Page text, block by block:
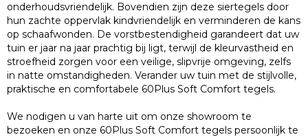
onderhoudsvriendelijk. Bovendien zijn deze siertegels door
hun zachte oppervlak kindvriendelijk en verminderen de kans
op schaafwonden. De vorstbestendigheid garandeert dat uw
tuin er jaar na jaar prachtig bij ligt, terwijl de kleurvastheid en
stroefheid zorgen voor een veilige, slipvrije omgeving, zelfs
in natte omstandigheden. Verander uw tuin met de stijlvolle,
praktische en comfortabele 60Plus Soft Comfort tegels.
We nodigen u van harte uit om onze showroom te
bezoeken en onze 60Plus Soft Comfort tegels persoonlijk te